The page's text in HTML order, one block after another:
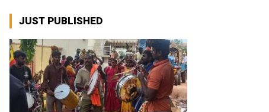
JUST PUBLISHED